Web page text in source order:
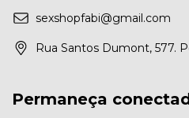
sexshopfabi@gmail.com
Rua Santos Dumont, 577.
Permaneça